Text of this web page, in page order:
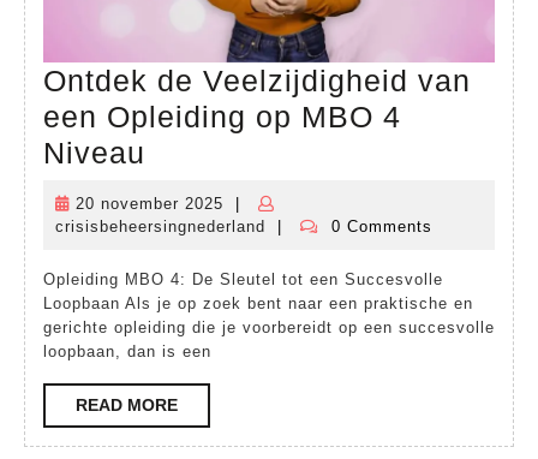
Ontdek de Veelzijdigheid van
een Opleiding op MBO 4
Niveau
Veelzijdigheid
een
Opleiding
op
MBO
4
20 november 2025
20
november
crisisbeheersingnederland
crisisbeheersingnederland
0 Comments
Opleiding MBO 4: De Sleutel tot een Succesvolle
Loopbaan Als je op zoek bent naar een praktische en
gerichte opleiding die je voorbereidt op een succesvolle
loopbaan, dan is een
READ MOREREAD
MORE